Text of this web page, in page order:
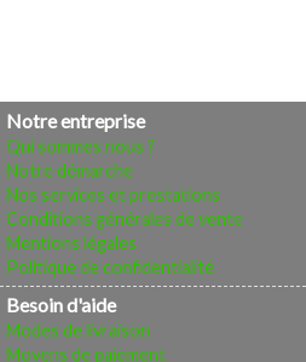
Notre entreprise
Qui sommes nous ?
Notre démarche
Nos services et prestations
Conditions générales de vente
Mentions légales
Politique de confidentialité
Besoin d'aide
Modes de livraison
Moyens de paiement